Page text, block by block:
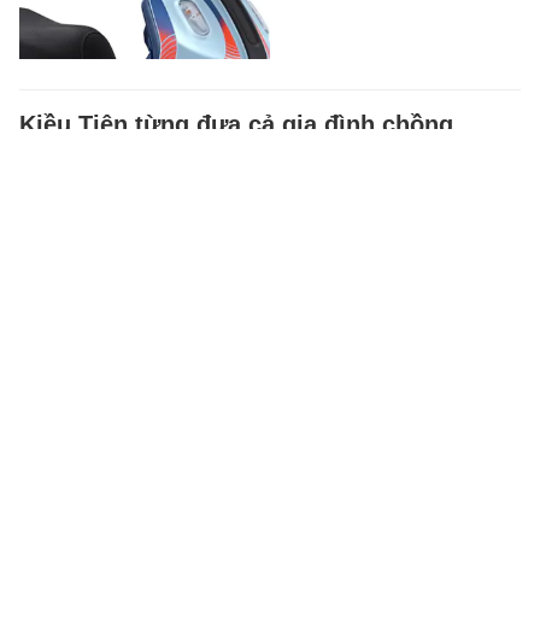
Kiều Tiên từng đưa cả gia đình chồng